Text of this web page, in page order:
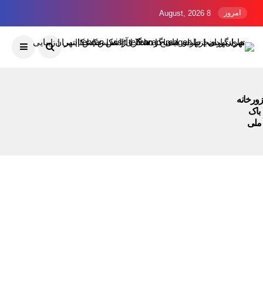
امروز 8 August, 2026
زورخانه
باک
ملی